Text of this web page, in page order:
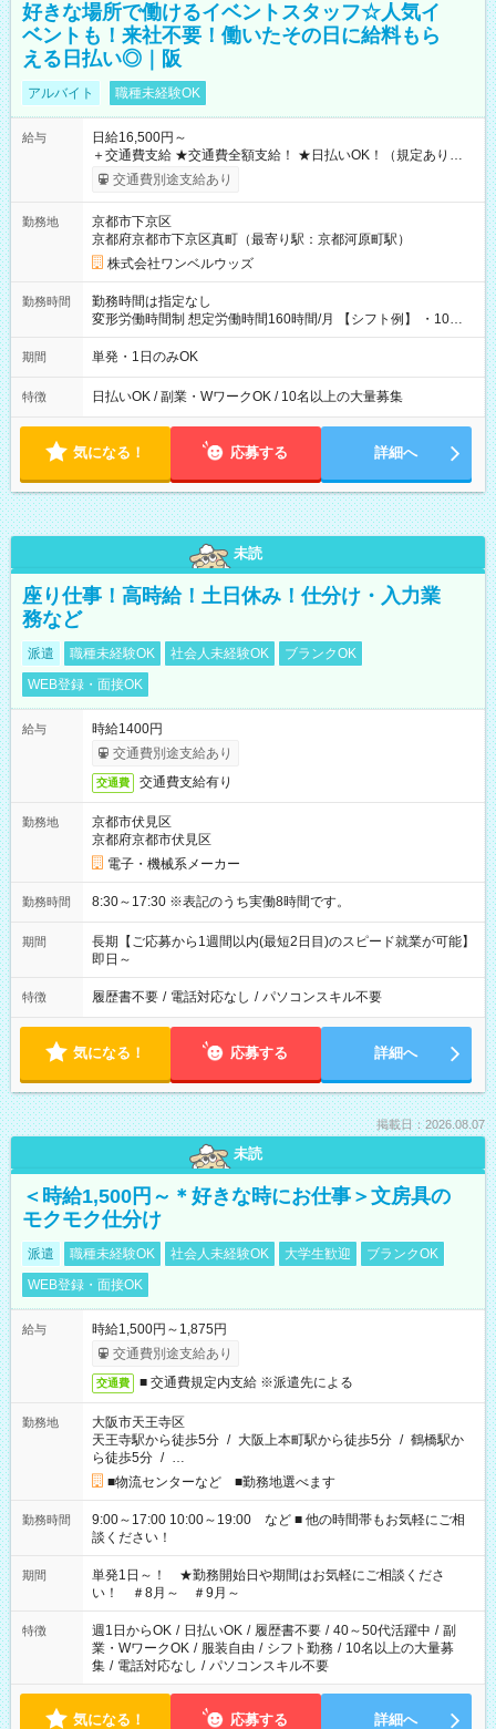
好きな場所で働けるイベントスタッフ☆人気イ
ベントも！来社不要！働いたその日に給料もら
える日払い◎｜阪
アルバイト 職種未経験OK
給与
日給16,500円～
＋交通費支給 ★交通費全額支給！ ★日払いOK！（規定あり） ┗
働いたその日に現金GET♪ お仕事後はコンビニATMから 日払
交通費別途支給あり
勤務地
京都市下京区
京都府京都市下京区真町（最寄り駅：京都河原町駅）
株式会社ワンベルウッズ
勤務時間
勤務時間は指定なし
変形労働時間制 想定労働時間160時間/月 【シフト例】 ・10：
00～20：00
期間 単発・1日のみOK
特徴 日払いOK / 副業・WワークOK / 10名以上の大量募集
気になる！ 応募する 詳細へ
未読
座り仕事！高時給！土日休み！仕分け・入力業
務など
派遣 職種未経験OK 社会人未経験OK
ブランクOK
WEB登録・面接OK
給与
時給1400円
交通費別途支給あり
交通費 交通費支給有り
勤務地
京都市伏見区
京都府京都市伏見区
電子・機械系メーカー
勤務時間 8:30～17:30 ※表記のうち実働8時間です。
期間
長期【ご応募から1週間以内(最短2日目)のスピード就業が可能】
即日～
特徴 履歴書不要 / 電話対応なし / パソコンスキル不要
気になる！ 応募する 詳細へ
掲載日：2026.08.07
未読
＜時給1,500円～＊好きな時にお仕事＞文房具の
モクモク仕分け
派遣 職種未経験OK 社会人未経験OK 大学生歓迎
ブランクOK
WEB登録・面接OK
給与
時給1,500円～1,875円
交通費別途支給あり
交通費 ■ 交通費規定内支給 ※派遣先による
勤務地
大阪市天王寺区
天王寺駅から徒歩5分 / 大阪上本町駅から徒歩5分 / 鶴橋駅か
ら徒歩5分 / …
■物流センターなど ■勤務地選べます
勤務時間
9:00～17:00 10:00～19:00 など ■ 他の時間帯もお気軽にご相
談ください！
期間
単発1日～！ ★勤務開始日や期間はお気軽にご相談くださ
い！ ＃8月～ ＃9月～
特徴 週1日からOK / 日払いOK / 履歴書不要 / 40～50代活躍中 / 副
業・WワークOK / 服装自由 / シフト勤務 / 10名以上の大量募
集 / 電話対応なし / パソコンスキル不要
気になる！ 応募する 詳細へ